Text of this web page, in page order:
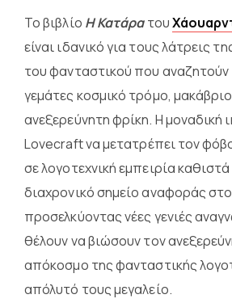
Το βιβλίο Η Κατάρατου
είναι ιδανικό για τους λάτρεις
του φανταστικού που αναζητούν
γεμάτες κοσμικό τρόμο,
ανεξερεύνητη φρίκη. Η μοναδική
Lovecraft να μετατρέπει τον
σε λογοτεχνική εμπειρία
διαχρονικό σημείο αναφοράς
προσελκύοντας νέες γενιές
θέλουν να βιώσουν τον
απόκοσμο της φανταστικής
απόλυτό τους μεγαλείο.